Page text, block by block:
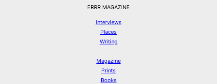
ERRR MAGAZINE
Interviews
Places
Writing
Magazine
Prints
Books